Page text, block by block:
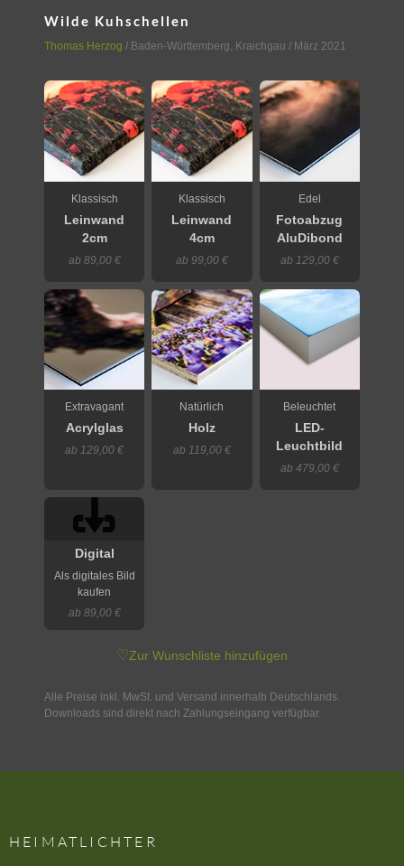
Wilde Kuhschellen
Thomas Herzog / Baden-Württemberg, Kraichgau / März 2021
Klassisch
Leinwand
2cm
ab 89,00 €
Klassisch
Leinwand
4cm
ab 99,00 €
Edel
Fotoabzug
AluDibond
ab 129,00 €
Extravagant
Acrylglas
ab 129,00 €
Natürlich
Holz
ab 119,00 €
Beleuchtet
LED-
Leuchtbild
ab 479,00 €
Digital
Als digitales Bild
kaufen
ab 89,00 €
♡Zur Wunschliste hinzufügen
Alle Preise inkl. MwSt. und Versand innerhalb Deutschlands.
Downloads sind direkt nach Zahlungseingang verfügbar.
HEIMATLICHTER